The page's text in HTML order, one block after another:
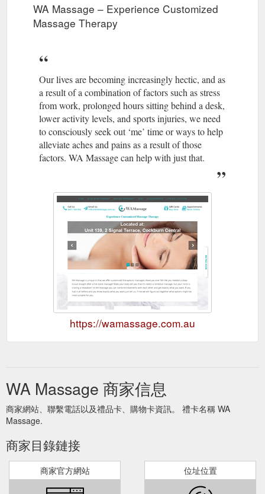
WA Massage – Experience Customized
Massage Therapy
Our lives are becoming increasingly hectic, and as
a result of a combination of factors such as stress
from work, prolonged hours sitting behind a desk,
lower activity levels, and sports injuries, we need
to consciously seek out ‘me’ time or ways to help
alleviate aches and pains as a result of those
factors. WA Massage can help with just that.
https://wamassage.com.au
WA Massage 商家信息
商家網站、聯繫電話以及禮品卡、購物卡資訊。 禮卡名稱 WA
Massage.
商家目錄鏈接
商家官方網站 位址位置